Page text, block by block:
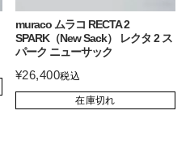
muraco ムラコ RECTA 2
SPARK（New Sack） レクタ 2 ス
パーク ニューサック
¥26,400税込
在庫切れ